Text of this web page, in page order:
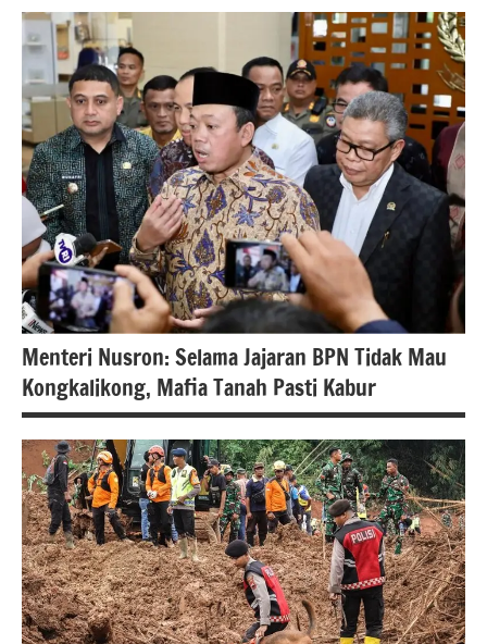
#Kementerian
ATR/BPN
#Kementerian
ATR/BPN RI
Menteri Nusron: Selama Jajaran BPN Tidak Mau
Kongkalikong, Mafia Tanah Pasti Kabur
#Kementerian
ATR/BPN
#Kementerian
ATR/BPN RI